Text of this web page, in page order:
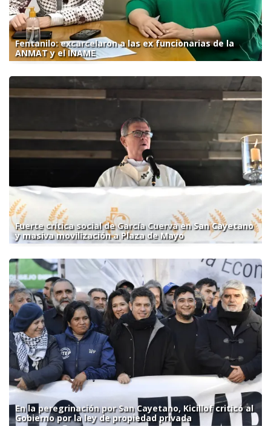
Fentanilo: excarcelaron a las ex funcionarias de la
ANMAT y el INAME
Fuerte crítica social de García Cuerva en San Cayetano
y masiva movilización a Plaza de Mayo
En la peregrinación por San Cayetano, Kicillof criticó al
Gobierno por la ley de propiedad privada